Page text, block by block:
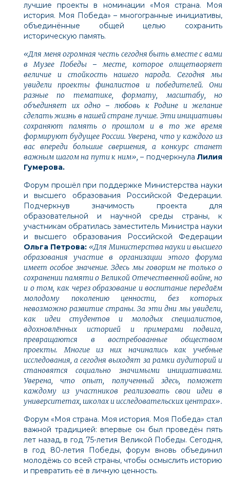
лучшие проекты в номинации «Моя страна. Моя
история. Моя Победа» – многогранные инициативы,
объединённые общей целью сохранить
историческую память.
«Для меня огромная честь сегодня быть вместе с вами
в Музее Победы –месте, которое олицетворяет
величие и стойкость нашего народа. Сегодня мы
увидели проекты финалистов и победителей. Они
разные по тематике, формату, масштабу, но
объединяет их одно –любовь к Родине и желание
сделать жизнь в нашей стране лучше. Эти инициативы
сохраняют память о прошлом и в то же время
формируют будущее России. Уверена, что у каждого из
вас впереди большие свершения, а конкурс станет
важным шагом на пути к ним», – подчеркнула Лилия
Гумерова.
Форум прошёл при поддержке Министерства науки
и высшего образования Российской Федерации.
Подчеркнув значимость проекта для
образовательной и научной среды страны, к
участникам обратилась заместитель Министра науки
и высшего образования Российской Федерации
Ольга Петрова: «Для Министерства науки и высшего
образования участие в организации этого форума
имеет особое значение. Здесь мы говорим не только о
сохранении памяти о Великой Отечественной войне, но
и о том, как через образование и воспитание передаём
молодому поколению ценности, без которых
невозможно развитие страны. За эти дни мы увидели,
как идеи студентов и молодых специалистов,
вдохновлённых историей и примерами подвига,
превращаются в востребованные обществом
проекты. Многие из них начинались как учебные
исследования, а сегодня выходят за рамки аудиторий и
становятся социально значимыми инициативами.
Уверена, что опыт, полученный здесь, поможет
каждому из участников реализовать свои идеи в
университетах, школах и исследовательских центрах».
Форум «Моя страна. Моя история. Моя Победа» стал
важной традицией: впервые он был проведён пять
лет назад, в год 75-летия Великой Победы. Сегодня,
в год 80-летия Победы, форум вновь объединил
молодёжь со всей страны, чтобы осмыслить историю
и превратить её в личную ценность.